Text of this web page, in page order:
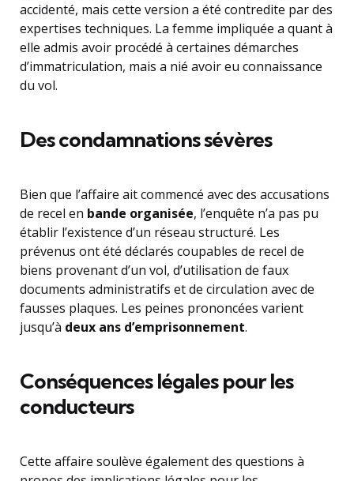
accidenté, mais cette version a été contredite par des
expertises techniques. La femme impliquée a quant à
elle admis avoir procédé à certaines démarches
d’immatriculation, mais a nié avoir eu connaissance
du vol.
Des condamnations sévères
Bien que l’affaire ait commencé avec des accusations
de recel en bande organisée, l’enquête n’a pas pu
établir l’existence d’un réseau structuré. Les
prévenus ont été déclarés coupables de recel de
biens provenant d’un vol, d’utilisation de faux
documents administratifs et de circulation avec de
fausses plaques. Les peines prononcées varient
jusqu’à deux ans d’emprisonnement.
Conséquences légales pour les
conducteurs
Cette affaire soulève également des questions à